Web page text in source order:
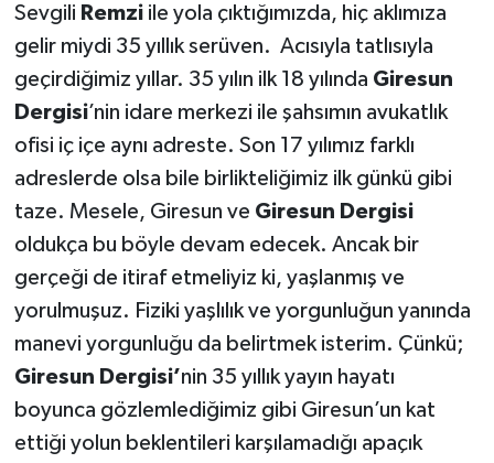
Sevgili Remziile yola çıktığımızda, hiç aklımıza
gelir miydi 35 yıllık serüven. Acısıyla tatlısıyla
geçirdiğimiz yıllar. 35 yılın ilk 18 yılında Giresun
Dergisi’nin idare merkezi ile şahsımın avukatlık
ofisi iç içe aynı adreste. Son 17 yılımız farklı
adreslerde olsa bile birlikteliğimiz ilk günkü gibi
taze. Mesele, Giresun ve Giresun Dergisi
oldukça bu böyle devam edecek. Ancak bir
gerçeği de itiraf etmeliyiz ki, yaşlanmış ve
yorulmuşuz. Fiziki yaşlılık ve yorgunluğun yanında
manevi yorgunluğu da belirtmek isterim. Çünkü;
Giresun Dergisi’nin 35 yıllık yayın hayatı
boyunca gözlemlediğimiz gibi Giresun’un kat
ettiği yolun beklentileri karşılamadığı apaçık